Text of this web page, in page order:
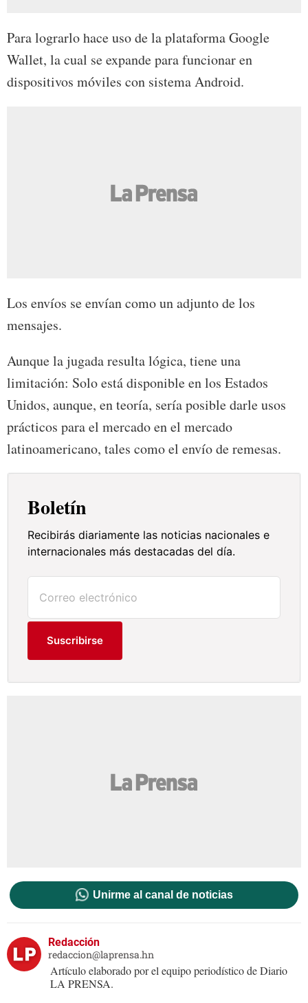
Para lograrlo hace uso de la plataforma Google
Wallet, la cual se expande para funcionar en
dispositivos móviles con sistema Android.
Los envíos se envían como un adjunto de los
mensajes.
Aunque la jugada resulta lógica, tiene una
limitación: Solo está disponible en los Estados
Unidos, aunque, en teoría, sería posible darle usos
prácticos para el mercado en el mercado
latinoamericano, tales como el envío de remesas.
Boletín
Recibirás diariamente las noticias nacionales e
internacionales más destacadas del día.
Suscribirse
Unirme al canal de noticias
Redacción
redaccion@laprensa.hn
Artículo elaborado por el equipo periodístico de Diario
LA PRENSA.